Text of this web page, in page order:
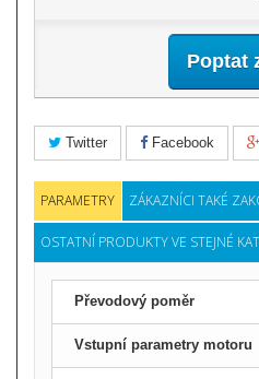
Poptat
Twitter Facebook
PARAMETRY ZÁKAZNÍCI TAKÉ
OSTATNÍ PRODUKTY VE STEJNÉ
Převodový poměr
Vstupní parametry motoru